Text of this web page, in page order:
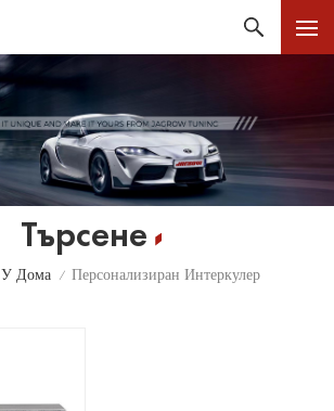
Търсене
У Дома / Персонализиран Интеркулер